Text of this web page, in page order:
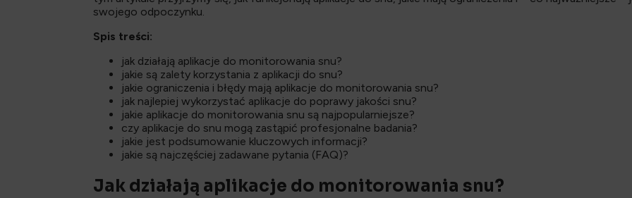
swojego odpoczynku.
Spis treści:
jak działają aplikacje do monitorowania snu?
jakie są zalety korzystania z aplikacji do snu?
jakie ograniczenia i błędy mają aplikacje do monitorowania snu?
jak najlepiej wykorzystać aplikacje do poprawy jakości snu?
jakie aplikacje do monitorowania snu są najpopularniejsze?
czy aplikacje do snu mogą zastąpić profesjonalne badania?
jakie jest podsumowanie kluczowych informacji?
jakie są najczęściej zadawane pytania (FAQ)?
Jak działają aplikacje do monitorowania snu?